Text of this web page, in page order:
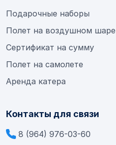
Подарочные наборы
Полет на воздушном шаре
Сертификат на сумму
Полет на самолете
Аренда катера
Контакты для связи
8 (964) 976-03-60